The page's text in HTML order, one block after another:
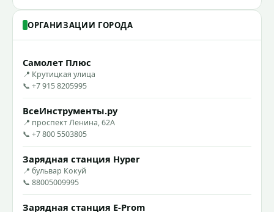
ОРГАНИЗАЦИИ ГОРОДА
Самолет Плюс
📍 Крутицкая улица
📞 +7 915 8205995
ВсеИнструменты.ру
📍 проспект Ленина, 62А
📞 +7 800 5503805
Зарядная станция Hyper
📍 бульвар Кокуй
📞 88005009995
Зарядная станция E-Prom